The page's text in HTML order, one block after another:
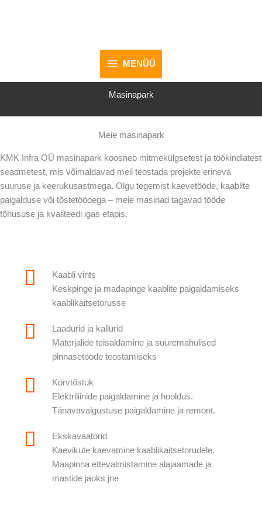
MENÜÜ
Masinapark
Meie masinapark
KMK Infra OÜ masinapark koosneb mitmekülgsetest ja töökindlatest
seadmetest, mis võimaldavad meil teostada projekte erineva
suuruse ja keerukusastmega. Olgu tegemist kaevetööde, kaablite
paigalduse või tõstetöödega – meie masinad tagavad tööde
tõhususe ja kvaliteedi igas etapis.
Kaabli vints
Keskpinge ja madapinge kaablite paigaldamiseks
kaablikaitsetorusse
Laadurid ja kallurid
Materjalide teisaldamine ja suuremahulised
pinnasetööde teostamiseks
Korvtõstuk
Elektriliinide paigaldamine ja hooldus.
Tänavavalgustuse paigaldamine ja remont.
Ekskavaatorid
Kaevikute kaevamine kaablikaitsetorudele.
Maapinna ettevalmistamine alajaamade ja
mastide jaoks jne